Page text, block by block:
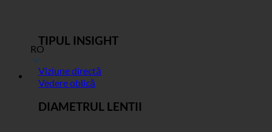
RO
TIPUL INSIGHT
Viziune directă
Vedere oblică
DIAMETRUL LENTII